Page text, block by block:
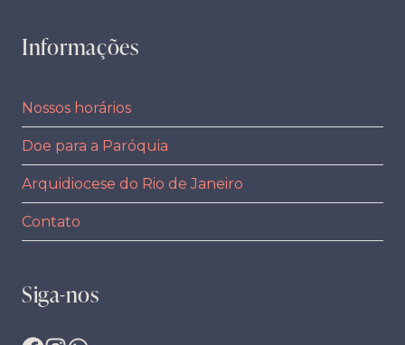
Informações
Nossos horários
Doe para a Paróquia
Arquidiocese do Rio de Janeiro
Contato
Siga-nos